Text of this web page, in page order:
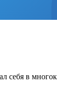
себя в